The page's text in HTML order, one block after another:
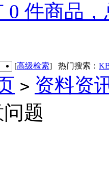
0 件商品
[高级检索] 热门搜索：
> 资料资
题